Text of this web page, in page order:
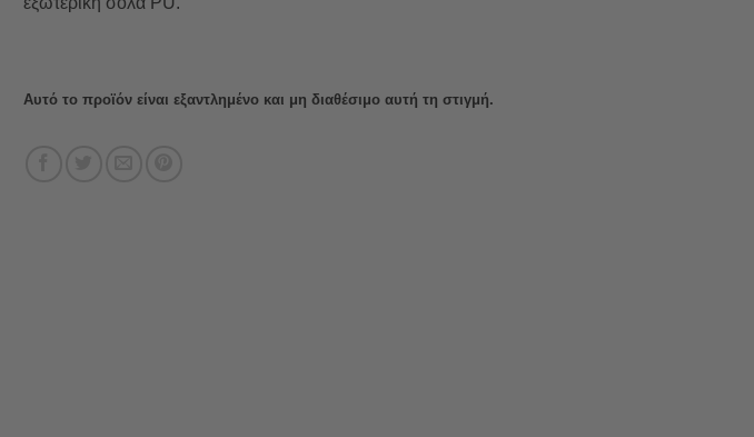
Αυτό το προϊόν είναι εξαντλημένο και μη διαθέσιμο αυτή τη στιγμή.